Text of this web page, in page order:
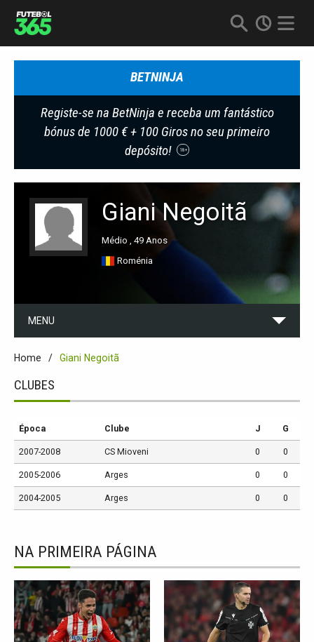
BETNINJA
Registe-se na BetNinja e receba um fantástico
bónus de 1000 € + 100 Giros no seu primeiro
depósito!
18+
Giani Negoitã
Médio , 49 Anos
Roménia
MENU
Home Giani Negoitã
CLUBES
Época Clube J G
2007-2008 CS Mioveni 0 0
2005-2006 Arges 0 0
2004-2005 Arges 0 0
NA PRIMEIRA PÁGINA